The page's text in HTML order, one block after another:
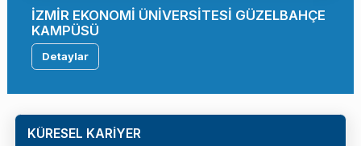
İZMİR EKONOMİ ÜNİVERSİTESİ GÜZELBAHÇE
KAMPÜSÜ
Detaylar
KÜRESEL KARİYER